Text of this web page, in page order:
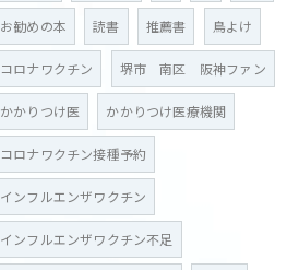
お勧めの本 読書 推薦書 鳥よけ
コロナワクチン 堺市 南区 阪神ファン
かかりつけ医 かかりつけ医療機関
コロナワクチン接種予約
インフルエンザワクチン
インフルエンザワクチン不足